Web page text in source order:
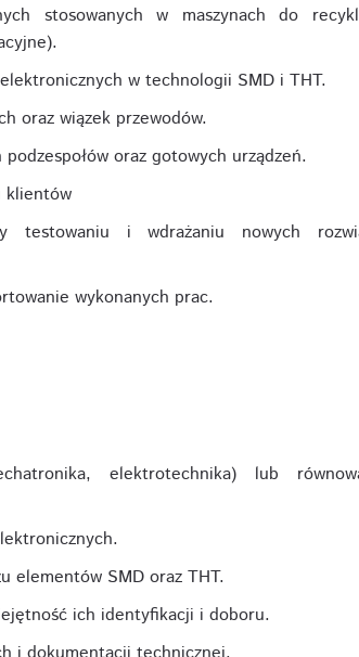
stosowanych w maszynach do
w technologii SMD i THT.
oraz wiązek przewodów.
oraz gotowych urządzeń.
klientów
testowaniu i wdrażaniu nowych
wykonanych prac.
elektrotechnika) lub
elementów SMD oraz THT.
ich identyfikacji i doboru.